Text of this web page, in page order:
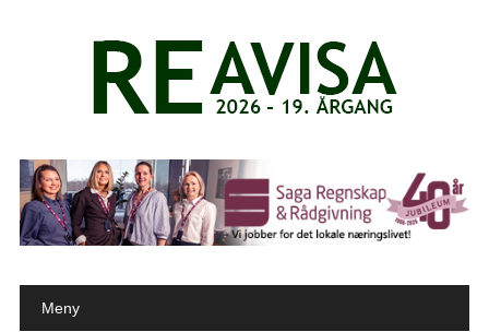
Main menu
Meny